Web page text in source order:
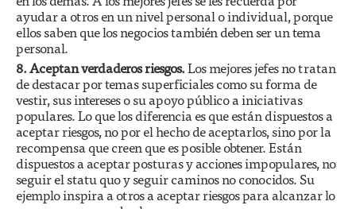
ayudar a otros en un nivel personal o individual, porque
ellos saben que los negocios también deben ser un tema
personal.
8. Aceptan verdaderos riesgos.Los mejores jefes no tratan
de destacar por temas superficiales como su forma de
vestir, sus intereses o su apoyo público a iniciativas
populares. Lo que los diferencia es que están dispuestos a
aceptar riesgos, no por el hecho de aceptarlos, sino por la
recompensa que creen que es posible obtener. Están
dispuestos a aceptar posturas y acciones impopulares, no
seguir el statu quo y seguir caminos no conocidos. Su
ejemplo inspira a otros a aceptar riesgos para alcanzar lo